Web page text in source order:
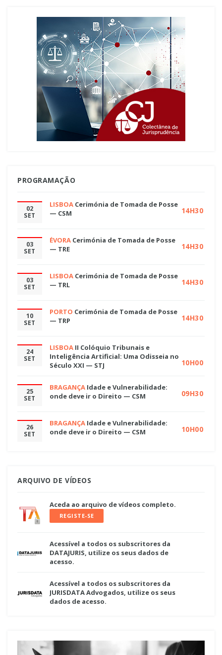
PROGRAMAÇÃO
02
SET
LISBOA Cerimónia de Tomada de Posse
— CSM
14H30
03
SET
ÉVORA Cerimónia de Tomada de Posse
— TRE
14H30
03
SET
LISBOA Cerimónia de Tomada de Posse
— TRL
14H30
10
SET
PORTO Cerimónia de Tomada de Posse
— TRP
14H30
24
SET
LISBOA II Colóquio Tribunais e
Inteligência Artificial: Uma Odisseia no
Século XXI — STJ
10H00
25
SET
BRAGANÇA Idade e Vulnerabilidade:
onde deve ir o Direito — CSM
09H30
26
SET
BRAGANÇA Idade e Vulnerabilidade:
onde deve ir o Direito — CSM
10H00
ARQUIVO DE VÍDEOS
Aceda ao arquivo de vídeos completo.
REGISTE-SE
Acessível a todos os subscritores da
DATAJURIS, utilize os seus dados de
acesso.
Acessível a todos os subscritores da
JURISDATA Advogados, utilize os seus
dados de acesso.